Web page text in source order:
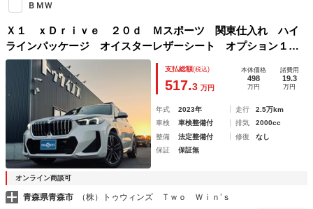
ＢＭＷ
Ｘ１ ｘＤｒｉｖｅ ２０ｄ Ｍスポーツ 関東仕入れ ハイ
ラインパッケージ オイスターレザーシート オプション１９
インチアルミ ハーマンカードンサウンド
支払総額(税込)
517.3 万円
本体価格
498
万円
諸費用
19.3
万円
年式 2023年 走行
2.5万km
車検
車検整備付 排気
2000cc
整備
法定整備付 修復
なし
保証
保証無
オンライン商談可
青森県青森市 （株）トゥウィンズ Ｔｗｏ Ｗｉｎ’ｓ